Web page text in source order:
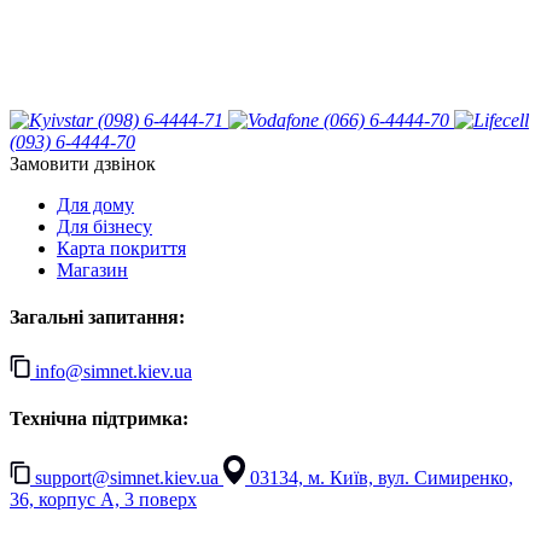
(098) 6-4444-71
(066) 6-4444-70
(093) 6-4444-70
Замовити дзвінок
Для дому
Для бізнесу
Карта покриття
Магазин
Загальні запитання:
info@simnet.kiev.ua
Технічна підтримка:
support@simnet.kiev.ua
03134, м. Київ, вул. Симиренко,
36, корпус А, 3 поверх